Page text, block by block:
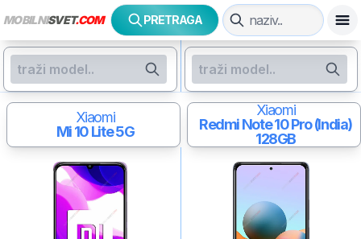
MOBILNISVET.COM PRETRAGA
Xiaomi
Mi 10 Lite 5G
Xiaomi
Redmi Note 10 Pro (India)
128GB